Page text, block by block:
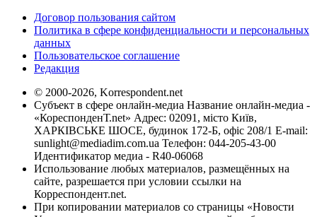
Договор пользования сайтом
Политика в сфере конфиденциальности и персональных
данных
Пользовательское соглашение
Редакция
© 2000-2026, Korrespondent.net
Субъект в сфере онлайн-медиа Название онлайн-медиа -
«КореспонденТ.net» Адрес: 02091, місто Київ,
ХАРКІВСЬКЕ ШОСЕ, будинок 172-Б, офіс 208/1 E-mail:
sunlight@mediadim.com.ua Телефон: 044-205-43-00
Идентификатор медиа - R40-06068
Использование любых материалов, размещённых на
сайте, разрешается при условии ссылки на
Корреспондент.net.
При копировании материалов со страницы «Новости